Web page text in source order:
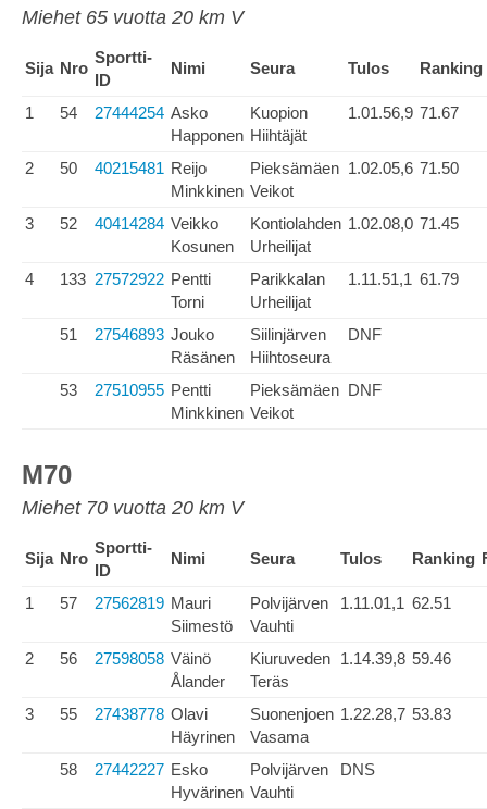
Miehet 65 vuotta 20 km V
Sija Nro
Sportti-
ID
Nimi Seura Tulos Ranking
1 54 27444254 Asko
Happonen
Kuopion
Hiihtäjät
1.01.56,9 71.67
2 50 40215481 Reijo
Minkkinen
Pieksämäen
Veikot
1.02.05,6 71.50
3 52 40414284 Veikko
Kosunen
Kontiolahden
Urheilijat
1.02.08,0 71.45
4 133 27572922 Pentti
Torni
Parikkalan
Urheilijat
1.11.51,1 61.79
51 27546893 Jouko
Räsänen
Siilinjärven
Hiihtoseura
DNF
53 27510955 Pentti
Minkkinen
Pieksämäen
Veikot
DNF
M70
Miehet 70 vuotta 20 km V
Sija Nro
Sportti-
ID
Nimi Seura Tulos Ranking
1 57 27562819 Mauri
Siimestö
Polvijärven
Vauhti
1.11.01,1 62.51
2 56 27598058 Väinö
Ålander
Kiuruveden
Teräs
1.14.39,8 59.46
3 55 27438778 Olavi
Häyrinen
Suonenjoen
Vasama
1.22.28,7 53.83
58 27442227 Esko
Hyvärinen
Polvijärven
Vauhti
DNS